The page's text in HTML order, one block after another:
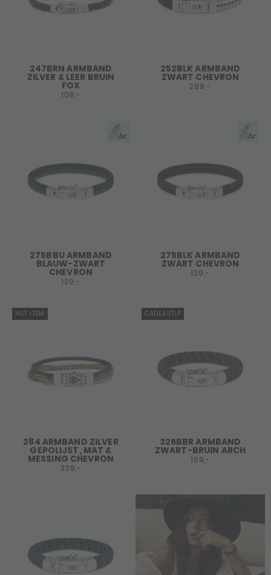
247BRN ARMBAND
ZILVER & LEER BRUIN
FOX
109,-
252BLK ARMBAND
ZWART CHEVRON
289,-
275BBU ARMBAND
BLAUW-ZWART
CHEVRON
129,-
275BLK ARMBAND
ZWART CHEVRON
129,-
HOT ITEM
284 ARMBAND ZILVER
GEPOLIJST, MAT &
MESSING CHEVRON
329,-
CADEAUTIP
326BBR ARMBAND
ZWART-BRUIN ARCH
169,-